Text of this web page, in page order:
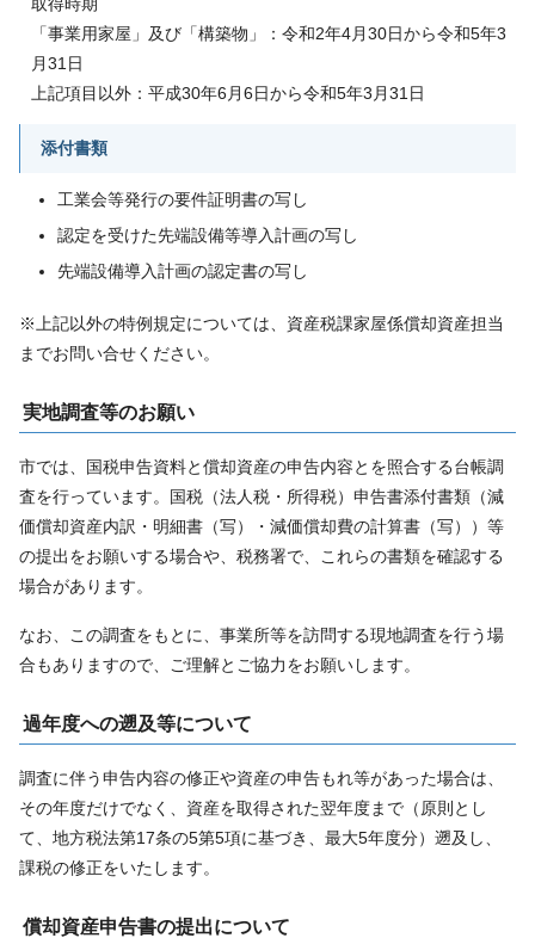
「事業用家屋」及び「構築物」：令和2年4月30日から令和5年3
月31日
上記項目以外：平成30年6月6日から令和5年3月31日
添付書類
工業会等発行の要件証明書の写し
認定を受けた先端設備等導入計画の写し
先端設備導入計画の認定書の写し
※上記以外の特例規定については、資産税課家屋係償却資産担当
までお問い合せください。
実地調査等のお願い
市では、国税申告資料と償却資産の申告内容とを照合する台帳調
査を行っています。国税（法人税・所得税）申告書添付書類（減
価償却資産内訳・明細書（写）・減価償却費の計算書（写））等
の提出をお願いする場合や、税務署で、これらの書類を確認する
場合があります。
なお、この調査をもとに、事業所等を訪問する現地調査を行う場
合もありますので、ご理解とご協力をお願いします。
過年度への遡及等について
調査に伴う申告内容の修正や資産の申告もれ等があった場合は、
その年度だけでなく、資産を取得された翌年度まで（原則とし
て、地方税法第17条の5第5項に基づき、最大5年度分）遡及し、
課税の修正をいたします。
償却資産申告書の提出について